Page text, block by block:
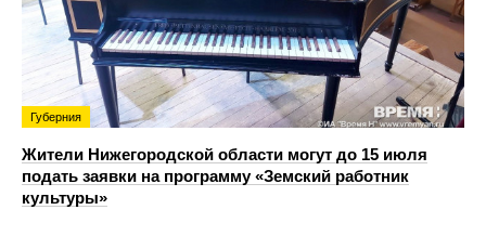
Губерния
Жители Нижегородской области могут до 15 июля
подать заявки на программу «Земский работник
культуры»